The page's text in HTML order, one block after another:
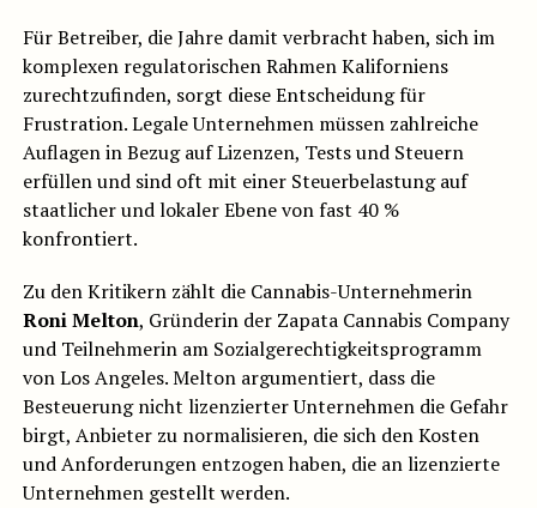
Für Betreiber, die Jahre damit verbracht haben, sich im
komplexen regulatorischen Rahmen Kaliforniens
zurechtzufinden, sorgt diese Entscheidung für
Frustration. Legale Unternehmen müssen zahlreiche
Auflagen in Bezug auf Lizenzen, Tests und Steuern
erfüllen und sind oft mit einer Steuerbelastung auf
staatlicher und lokaler Ebene von fast 40 %
konfrontiert.
Zu den Kritikern zählt die Cannabis-Unternehmerin
Roni Melton, Gründerin der Zapata Cannabis Company
und Teilnehmerin am Sozialgerechtigkeitsprogramm
von Los Angeles. Melton argumentiert, dass die
Besteuerung nicht lizenzierter Unternehmen die Gefahr
birgt, Anbieter zu normalisieren, die sich den Kosten
und Anforderungen entzogen haben, die an lizenzierte
Unternehmen gestellt werden.